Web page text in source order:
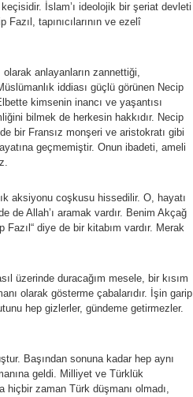
İslam’ı ideolojik bir şeriat devleti
tapınıcılarının ve ezelî
anlayanların zannettiği,
iddiası güçlü görünen Necip
kimsenin inancı ve yaşantısı
bilmek de herkesin hakkıdır. Necip
bir Fransız monşeri ve aristokratı gibi
geçmemiştir. Onun ibadeti, ameli
aksiyonu coşkusu hissedilir. O, hayatı
de Allah’ı aramak vardır. Benim Akçağ
Fazıl“ diye de bir kitabım vardır. Merak
üzerinde duracağım mesele, bir kısım
olarak gösterme çabalarıdır. İşin garip
hep gizlerler, gündeme getirmezler.
Başından sonuna kadar hep aynı
geldi. Milliyet ve Türklük
zaman Türk düşmanı olmadı,